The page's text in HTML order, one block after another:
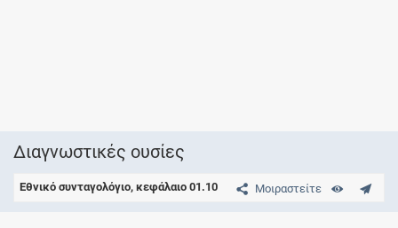
Διαγνωστικές ουσίες
Μοιραστείτε
Εθνικό συνταγολόγιο, κεφάλαιο 01.10